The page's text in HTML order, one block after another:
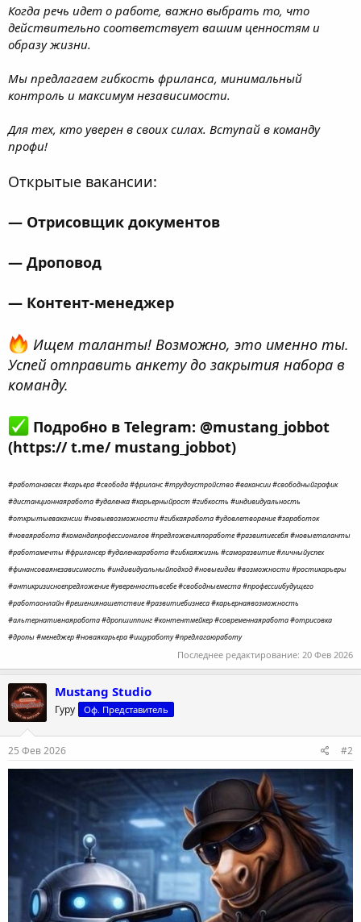
Когда речь идет о работе, важно выбрать то, что
действительно соответствует вашим ценностям и
образу жизни.
Мы предлагаем гибкость фриланса, минимальный
контроль и максимум независимости.
Для тех, кто уверен в своих силах. Вступай в команду
профи!
Открытые вакансии:
— Отрисовщик документов
— Дроповод
— Контент-менеджер
Ищем таланты! Возможно, это именно ты.
Успей отправить анкету до закрытия набора в
команду.
Подробно в Telegram: @mustang_jobbot
(https:// t.me/ mustang_jobbot)
#работанавсех #карьера #свобода #фриланс #трудоустройство #вакансии #свободныйграфик
#дистанционнаяработа #удаленка #карьерныйрост #гибкость #индивидуальность
#открытыевакансии #новыевозможности #гибкаяработа #удовлетворение #заработок
#новаяработа #командапрофессионалов #предложенияпоработе #развитиесебя #новыеталанты
#работамечты #фрилансер #удаленкаработа #гибкаяжизнь #саморазвитие #личныйуспех
#финансоваянезависимость #индивидуальныйподход #новыеидеи #возможности #ростикарьеры
#антикризисноепредложение #уверенностьвсебе #свободныеместа #профессиибудущего
#работаонлайн #решениянашетствие #развитиебизнеса #карьернаявозможность
#альтернативнаяработа #дропшиппинг #контентмейкер #современнаяработа #отрисовка
#дропы #менеджер #новаякарьера #ищуработу #предлагаюработу
Последнее редактирование: 20 Фев 2026
Mustang Studio
Гуру Оф. Представитель
25 Фев 2026 #2